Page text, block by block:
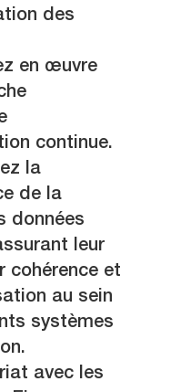
des
en œuvre
continue.
la
de la
données
leur
cohérence et
au sein
systèmes
avec les